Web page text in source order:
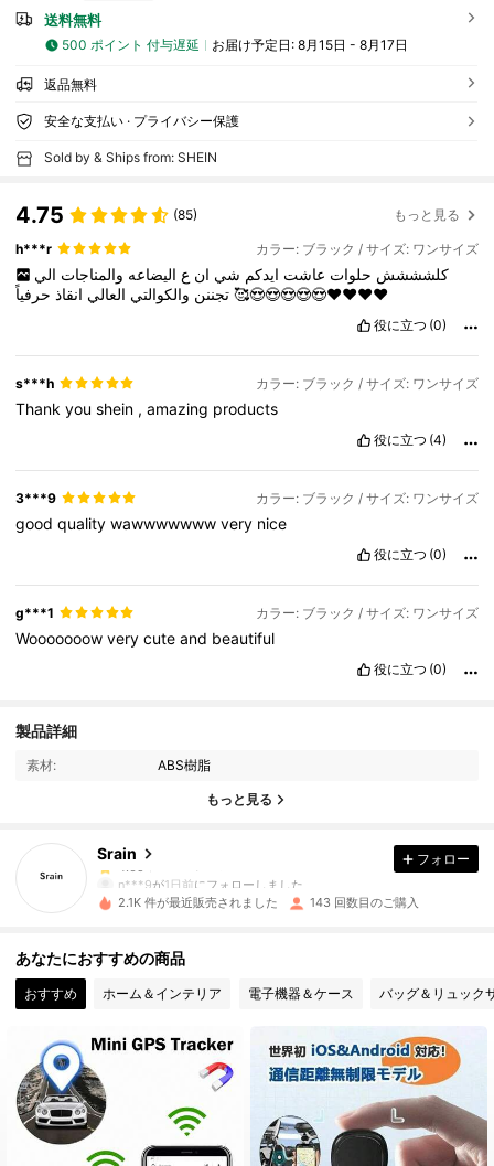
送料無料
500 ポイント 付与遅延 お届け予定日: 8月15日 - 8月17日
返品無料
安全な支払い · プライバシー保護
Sold by & Ships from: SHEIN
4.75 (85) もっと見る
h***r カラー: ブラック / サイズ: ワンサイズ
كلشششش حلوات عاشت ايدكم شي ان ع اليضاعه والمناجات الي
تجننن والكوالتي العالي انقاذ حرفياً🥰😍😍😍😍😍♥️♥️♥️♥️
役に立つ (0)
s***h カラー: ブラック / サイズ: ワンサイズ
Thankyoushein ,amazing products
役に立つ (4)
3***9 カラー: ブラック / サイズ: ワンサイズ
goodqualitywawwwwwwwvery nice
役に立つ (0)
g***1 カラー: ブラック / サイズ: ワンサイズ
Wooooooowverycuteand beautiful
役に立つ (0)
製品詳細
素材: ABS樹脂
もっと見る
Srain
741 フォロワー
741 フォロワー
4.65
n***9 が1日前にフォローしました
4.65
741 フォロワー
4.65 741 フォロワー
4.65 741 フォロワー
741 フォロワー
フォロー
2.1K 件が最近販売されました 143 回数目のご購入
あなたにおすすめの商品
おすすめ ホーム＆インテリア 電子機器＆ケース バッグ＆リュック